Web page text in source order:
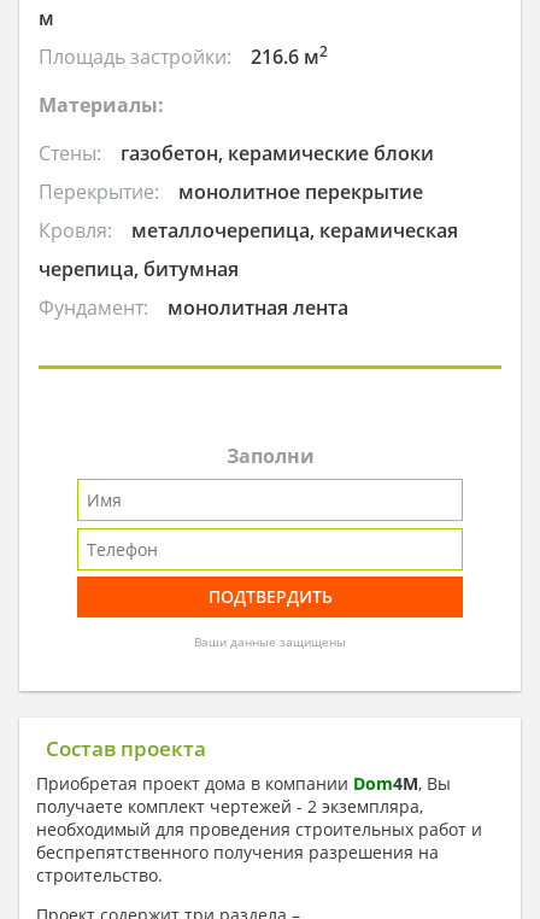
м
Площадь застройки:
216.6 м2
Материалы:
Стены:
газобетон, керамические блоки
Перекрытие:
монолитное перекрытие
Кровля:
металлочерепица, керамическая
черепица, битумная
Фундамент:
монолитная лента
Заполни
Ваши данные защищены
Состав проекта
Приобретая проект дома в компании Dom4M, Вы
получаете комплект чертежей - 2 экземпляра,
необходимый для проведения строительных работ и
беспрепятственного получения разрешения на
строительство.